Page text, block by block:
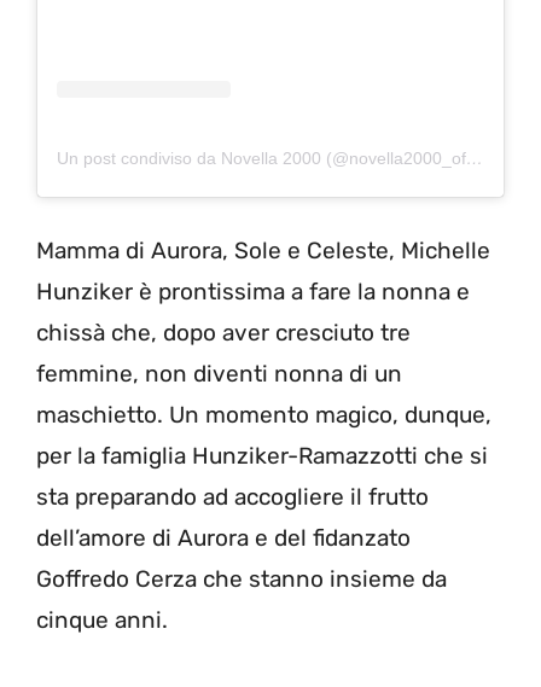
Un post condiviso da Novella 2000 (@novella2000_official)
Mamma di Aurora, Sole e Celeste, Michelle
Hunziker è prontissima a fare la nonna e
chissà che, dopo aver cresciuto tre
femmine, non diventi nonna di un
maschietto. Un momento magico, dunque,
per la famiglia Hunziker-Ramazzotti che si
sta preparando ad accogliere il frutto
dell’amore di Aurora e del fidanzato
Goffredo Cerza che stanno insieme da
cinque anni.